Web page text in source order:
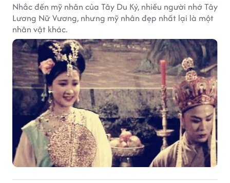
Nhắc đến mỹ nhân của Tây Du Ký, nhiều người nhớ Tây
Lương Nữ Vương, nhưng mỹ nhân đẹp nhất lại là một
nhân vật khác.